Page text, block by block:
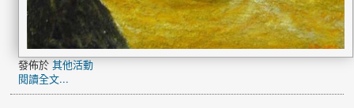
發佈於 其他活動
閱讀全文...